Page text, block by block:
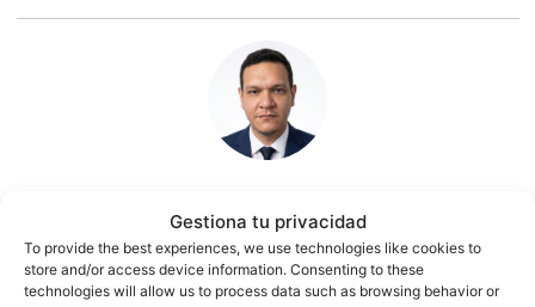
Gestiona tu privacidad
To provide the best experiences, we use technologies like cookies to
store and/or access device information. Consenting to these
technologies will allow us to process data such as browsing behavior or
Jesús González
1500 artículos publicados en ProAndroid desde 2020.
Periodista experto en tecnología y especializado en